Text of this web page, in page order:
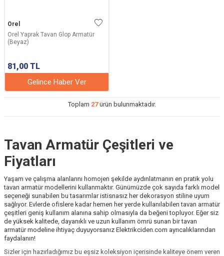
Orel
Orel Yaprak Tavan Glop Armatür
(Beyaz)
81,00 TL
Gelince Haber Ver
Toplam 27ürün bulunmaktadır.
Tavan Armatür Çeşitleri ve
Fiyatları
Yaşam ve çalışma alanlarını homojen şekilde aydınlatmanın en pratik yolu
tavan armatür modellerini kullanmaktır. Günümüzde çok sayıda farklı model
seçeneği sunabilen bu tasarımlar istisnasız her dekorasyon stiline uyum
sağlıyor. Evlerde ofislere kadar hemen her yerde kullanılabilen tavan armatür
çeşitleri geniş kullanım alanına sahip olmasıyla da beğeni topluyor. Eğer siz
de yüksek kalitede, dayanıklı ve uzun kullanım ömrü sunan bir tavan
armatür modeline ihtiyaç duyuyorsanız Elektrikciden.com ayrıcalıklarından
faydalanın!
Sizler için hazırladığımız bu eşsiz koleksiyon içerisinde kaliteye önem veren